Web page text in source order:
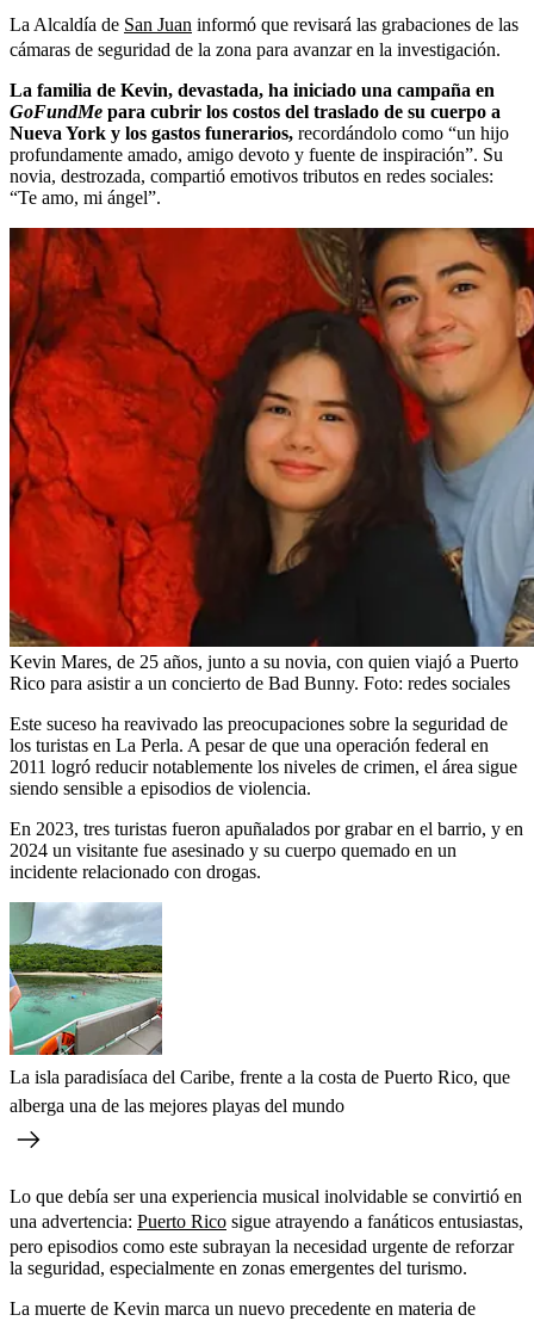
La Alcaldía de San Juan informó que revisará las grabaciones de las
cámaras de seguridad de la zona para avanzar en la investigación.
La familia de Kevin, devastada, ha iniciado una campaña en
GoFundMe para cubrir los costos del traslado de su cuerpo a
Nueva York y los gastos funerarios, recordándolo como “un hijo
profundamente amado, amigo devoto y fuente de inspiración”. Su
novia, destrozada, compartió emotivos tributos en redes sociales:
“Te amo, mi ángel”.
Kevin Mares, de 25 años, junto a su novia, con quien viajó a Puerto
Rico para asistir a un concierto de Bad Bunny. Foto: redes sociales
Este suceso ha reavivado las preocupaciones sobre la seguridad de
los turistas en La Perla. A pesar de que una operación federal en
2011 logró reducir notablemente los niveles de crimen, el área sigue
siendo sensible a episodios de violencia.
En 2023, tres turistas fueron apuñalados por grabar en el barrio, y en
2024 un visitante fue asesinado y su cuerpo quemado en un
incidente relacionado con drogas.
La isla paradisíaca del Caribe, frente a la costa de Puerto Rico, que
alberga una de las mejores playas del mundo
Lo que debía ser una experiencia musical inolvidable se convirtió en
una advertencia: Puerto Rico sigue atrayendo a fanáticos entusiastas,
pero episodios como este subrayan la necesidad urgente de reforzar
la seguridad, especialmente en zonas emergentes del turismo.
La muerte de Kevin marca un nuevo precedente en materia de